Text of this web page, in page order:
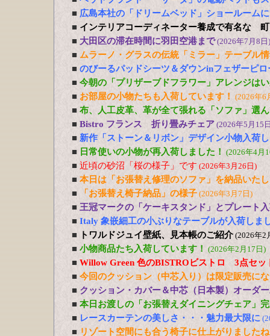
■ 広島本社の「ドリームベッド」ショールーム
■ インテリアコーディネーター養成で有名な
■ 大田区の滞在時間に羽田空港まで(2026年7月8日)
■ ムラーノ・グラスの伝統「ミラー」テーブル
■ のびーるパッドシーツ＆ダウンinフェザーピ
■ 今朝の「プリザーブドフラワー」アレンジは
■ お部屋の小物たちも入荷しています！ (2026年6
■ 布、人工皮革、革が全て張れる「ソファ」選
■ Bistro フランス 折り畳みチェア (2026年5月15
■ 新作「ストーン＆リボン」デザイン小物入荷
■ 日常使いの小物が再入荷しました！ (2026年4月
■ 近頃の砂沼「桜の様子」です (2026年3月26日)
■ 本日は「お張替え修理のソファ」を納品いた
■
「お張替え椅子納品」の様子 (2026年3月7日)
■ 王冠マークの「ケーキスタンド」とプレート
■ Italy 象嵌細工の小ぶりなテーブルが入荷しま
■
トワルドジュイ壁紙、見本帳のご紹介 (2026年2
■ 小物商品たち入荷しています！ (2026年2月17日)
■ Willow Green 色のBISTROビストロ 3点セッ
■ 今回のクッション（中芯入り）は限定販売に
■ クッション・カバー＆中芯（日本製）オーダ
■ 本日お渡しの「お張替えダイニングチェア」
■ レースカーテンの美しさ・・・魅力最大限に
■ リゾート空間にも合う椅子に仕上がりましたね